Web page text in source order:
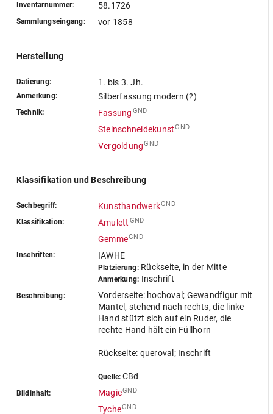
Inventarnummer: 58.1726
Sammlungseingang: vor 1858
Herstellung
Datierung: 1. bis 3. Jh.
Anmerkung: Silberfassung modern (?)
Technik: Fassung GND
SteinschneidekunstGND
VergoldungGND
Klassifikation und Beschreibung
Sachbegriff: KunsthandwerkGND
Klassifikation: Amulett GND
GemmeGND
Inschriften: IAWHE
Platzierung:Rückseite, in der Mitte
Anmerkung: Inschrift
Beschreibung:
Vorderseite: hochoval; Gewandfigur mit
Mantel, stehend nach rechts, die linke
Hand stützt sich auf ein Ruder, die
rechte Hand hält ein Füllhorn
Rückseite: queroval; Inschrift
Quelle: CBd
Bildinhalt: MagieGND
TycheGND